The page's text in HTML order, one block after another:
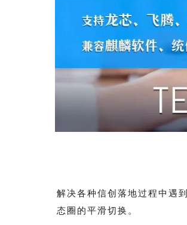
解决各种信创落地过程中遇
态圈的平滑切换。